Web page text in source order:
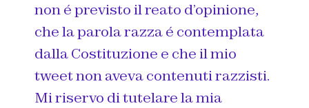
non é previsto il reato d’opinione,
che la parola razza é contemplata
dalla Costituzione e che il mio
tweet non aveva contenuti razzisti.
Mi riservo di tutelare la mia